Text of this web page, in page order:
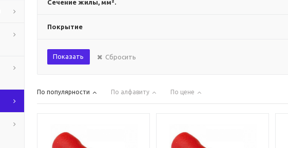
Сечение жилы, мм².
Покрытие
Показать Сбросить
По популярности По алфавиту По цене